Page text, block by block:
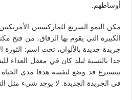
أوساطهم.
مكن النمو السريع للماركسيين
الكبيرة التي يقوم بها الرفاق، من فتح
جريدة جديدة بالألوان، تحت اسم: الثورة
جدا بالنسبة لبلد كان في معقل العداء
بيتسبرغ قد وضع لنفسه هدفا مدى
في الجريدة الجديدة. لا يوجد شيء مثل